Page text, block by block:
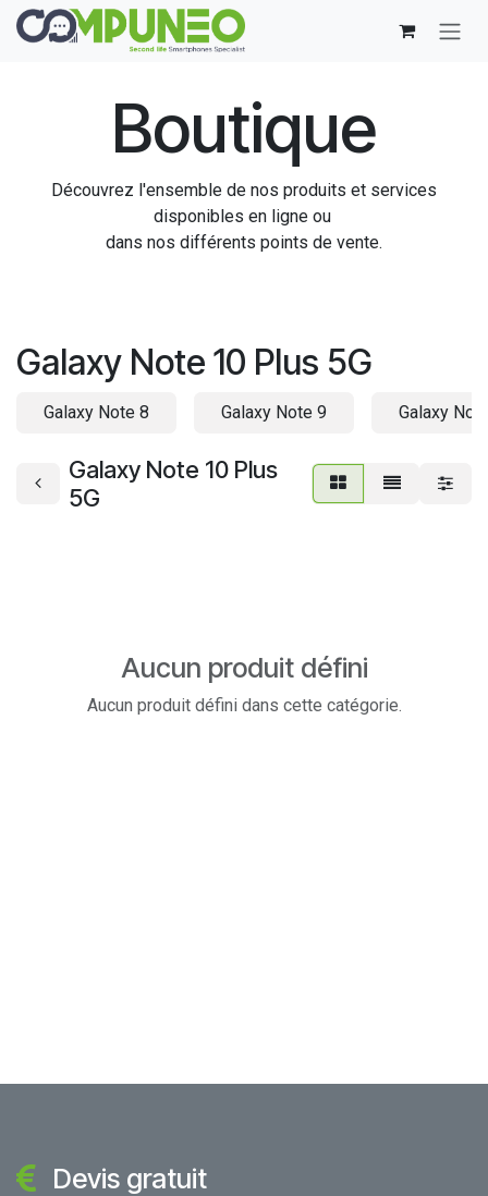
Se rendre au contenu
Boutique
Découvrez l'ensemble de nos produits et services
disponibles en ligne ou
dans nos différents points de vente.
Galaxy Note 10 Plus 5G
Galaxy Note 8 Galaxy Note 9 Galaxy
Galaxy Note 10 Plus
5G
Aucun produit défini
Aucun produit défini dans cette catégorie.
Devis gratuit